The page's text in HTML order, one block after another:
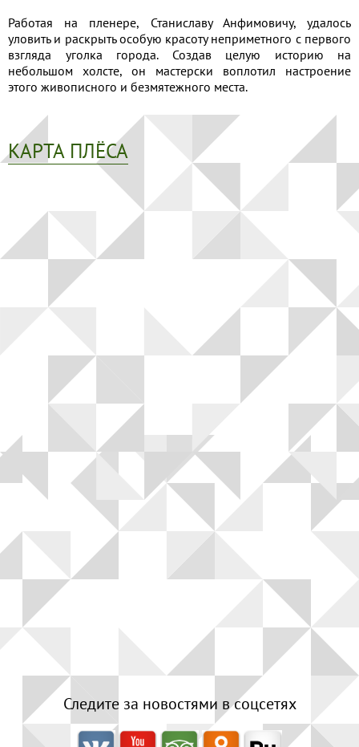
Работая на пленере, Станиславу Анфимовичу, удалось
уловить и раскрыть особую красоту неприметного с первого
взгляда уголка города. Создав целую историю на
небольшом холсте, он мастерски воплотил настроение
этого живописного и безмятежного места.
КАРТА ПЛЁСА
Следите за новостями в соцсетях